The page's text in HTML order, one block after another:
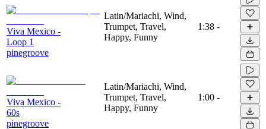
Viva Mexico -
Loop 1
pinegroove
Latin/Mariachi, Wind,
Trumpet, Travel,
Happy, Funny
1:38 -
Viva Mexico -
60s
pinegroove
Latin/Mariachi, Wind,
Trumpet, Travel,
Happy, Funny
1:00 -